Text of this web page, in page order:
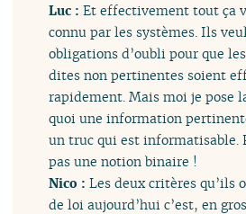
Luc :Et effectivement tout ça
connu par les systèmes. Ils
obligations d’oubli pour que
dites non pertinentes soient
rapidement. Mais moi je pose
quoi une information
un truc qui est informatisable.
pas une notion binaire !
Nico :Les deux critères qu’ils
de loi aujourd’hui c’est, en